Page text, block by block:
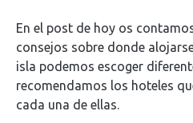
En el post de hoy os
consejos sobre donde
isla podemos escoger
recomendamos los hoteles
cada una de ellas.